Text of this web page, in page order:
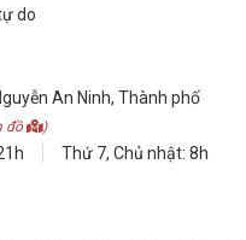
do
An Ninh, Thành phố
đồ )
Thứ 7, Chủ nhật: 8h